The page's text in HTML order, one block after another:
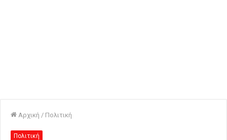
Αρχική / Πολιτική
Πολιτική